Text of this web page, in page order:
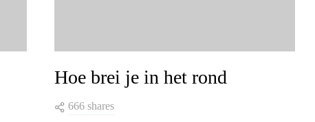
Hoe brei je in het rond
666 shares